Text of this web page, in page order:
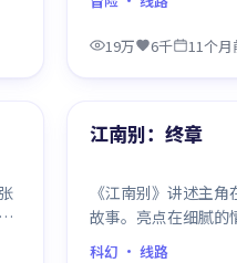
19万 6千 11个月
热门
江南别：终章
《江南别》讲述主
故事。亮点在细腻的
戏比例平衡，节奏舒
科幻 · 线路